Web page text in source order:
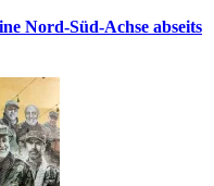
Nord-Süd-Achse abseits